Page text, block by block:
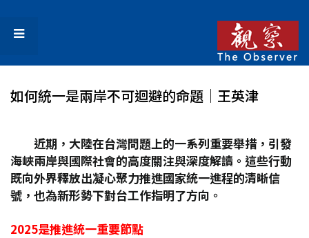
如何統一是兩岸不可迴避的命題│王英津
近期，大陸在台灣問題上的一系列重要舉措，引發
海峽兩岸與國際社會的高度關注與深度解讀。這些行動
既向外界釋放出凝心聚力推進國家統一進程的清晰信
號，也為新形勢下對台工作指明了方向。
2025是推進統一重要節點